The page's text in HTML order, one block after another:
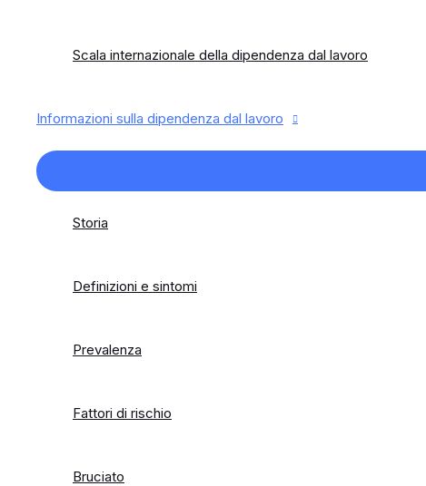
Scala internazionale della dipendenza dal lavoro
Informazioni sulla dipendenza dal lavoro
Storia
Definizioni e sintomi
Prevalenza
Fattori di rischio
Bruciato